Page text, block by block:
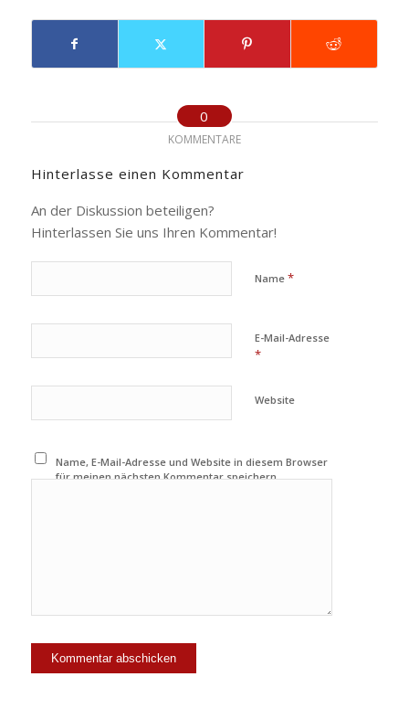
0
KOMMENTARE
Hinterlasse einen Kommentar
An der Diskussion beteiligen?
Hinterlassen Sie uns Ihren Kommentar!
Name *
E-Mail-Adresse
*
Website
Name, E-Mail-Adresse und Website in diesem Browser
für meinen nächsten Kommentar speichern.